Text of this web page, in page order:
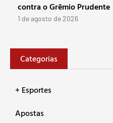
contra o Grêmio Prudente
1 de agosto de 2026
Categorias
+ Esportes
Apostas